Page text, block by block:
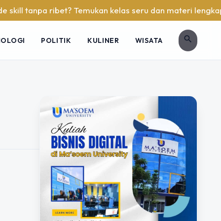
tanpa ribet? Temukan kelas seru dan materi lengkap
POLITIK KULINER WISATA search